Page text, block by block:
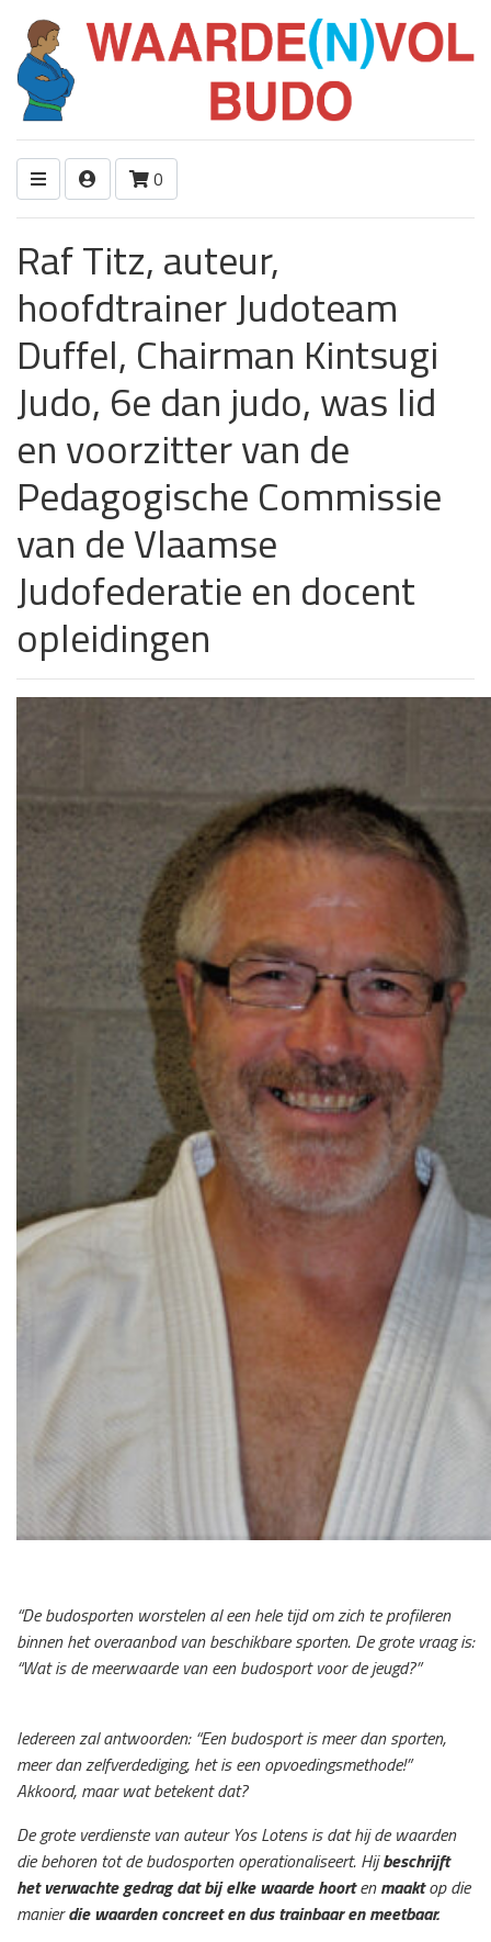
0
Raf Titz, auteur,
hoofdtrainer Judoteam
Duffel, Chairman Kintsugi
Judo, 6e dan judo, was lid
en voorzitter van de
Pedagogische Commissie
van de Vlaamse
Judofederatie en docent
opleidingen
“De budosporten worstelen al een hele tijd om zich te profileren
binnen het overaanbod van beschikbare sporten. De grote vraag is:
“Wat is de meerwaarde van een budosport voor de jeugd?”
Iedereen zal antwoorden: “Een budosport is meer dan sporten,
meer dan zelfverdediging, het is een opvoedingsmethode!”
Akkoord, maar wat betekent dat?
De grote verdienste van auteur Yos Lotens is dat hij de waarden
die behoren tot de budosporten operationaliseert. Hijbeschrijft
het verwachte gedrag dat bij elke waarde hoortenmaaktop die
manierdie waarden concreet en dus trainbaar en meetbaar.